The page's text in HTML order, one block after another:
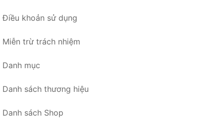
Điều khoản sử dụng
Miễn trừ trách nhiệm
Danh mục
Danh sách thương hiệu
Danh sách Shop